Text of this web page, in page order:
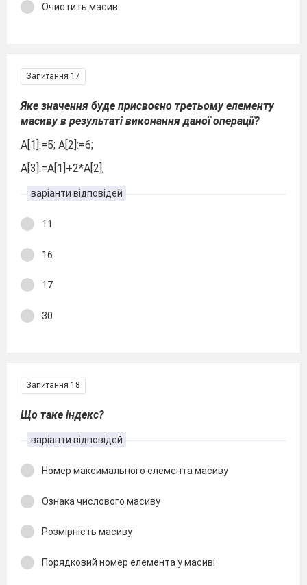
Очистить масив
Запитання 17
Яке значення буде присвоєно третьому елементу
масиву в результаті виконання даної операції?
А[1]:=5; A[2]:=6;
A[3]:=A[1]+2*A[2];
варіанти відповідей
11
16
17
30
Запитання 18
Що таке індекс?
варіанти відповідей
Номер максимального елемента масиву
Ознака числового масиву
Розмірність масиву
Порядковий номер елемента у масиві